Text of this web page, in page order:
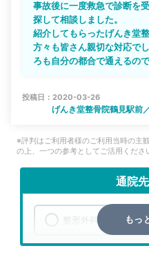
事故後に一度救急で診断を
探して相談しました。
紹介してもらったげんき堂
方々も皆さん親切な対応で
ろも自分の都合で通えるの
投稿日：2020-03-26
げんき堂整骨院鶴見駅前
※評判はご利用者様のご利用当時の主
の上、一つの参考としてご活用くださ
通院
整形外科 もっ